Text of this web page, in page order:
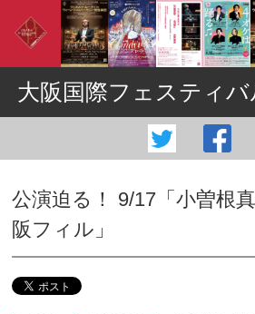
大阪国際フェスティ
公演迫る！ 9/17「小曽根
阪フィル」